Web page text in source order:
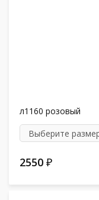
л1160 розовый
2550 ₽